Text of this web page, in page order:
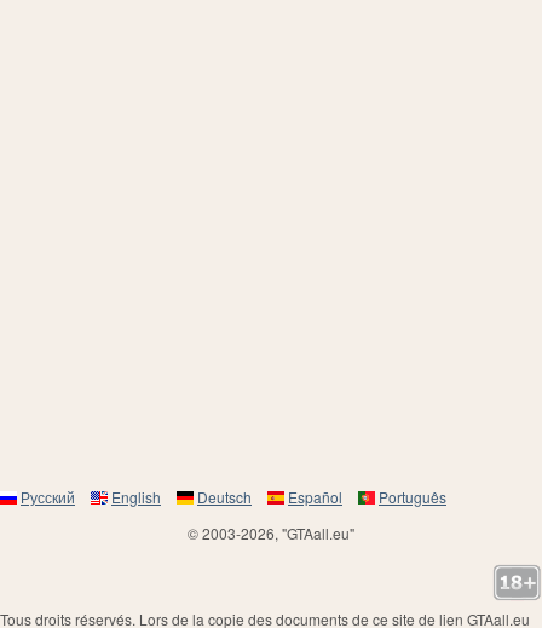
Русский English Deutsch Español
Português
© 2003-2026, "GTAall.eu"
Tous droits réservés. Lors de la copie des documents de ce site de lien GTAall.eu